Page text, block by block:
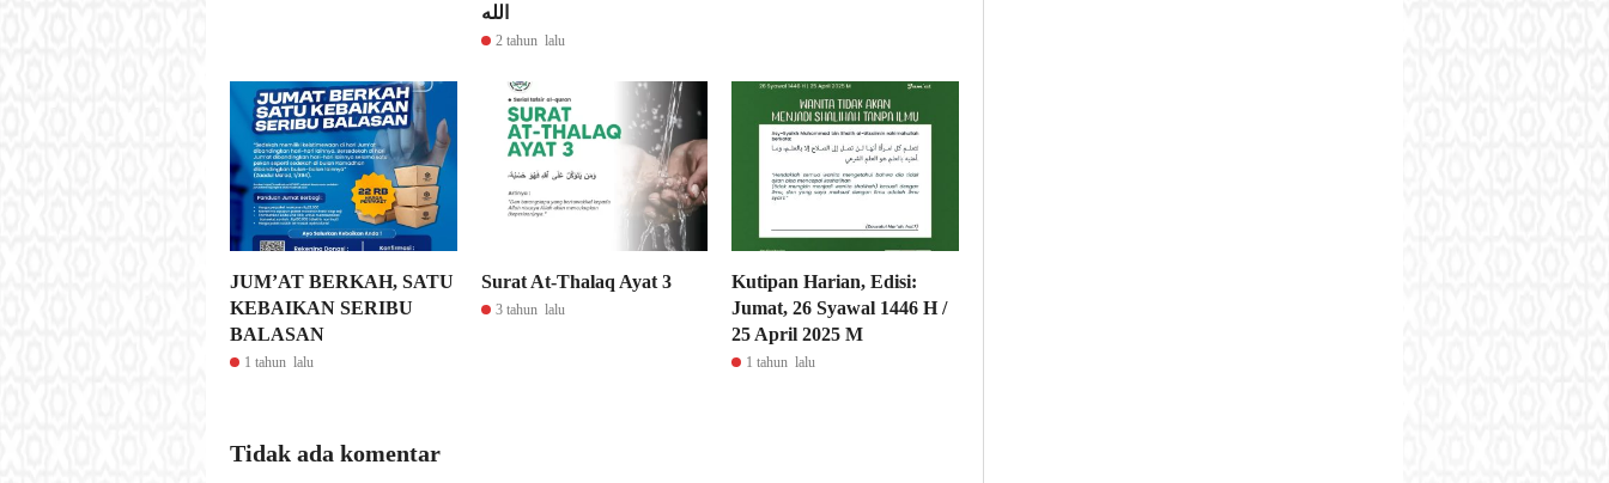
الله
2 tahun lalu
JUM’AT BERKAH, SATU
KEBAIKAN SERIBU
BALASAN
1 tahun lalu
Surat At-Thalaq Ayat 3
3 tahun lalu
Kutipan Harian, Edisi:
Jumat, 26 Syawal 1446 H /
25 April 2025 M
1 tahun lalu
Tidak ada komentar